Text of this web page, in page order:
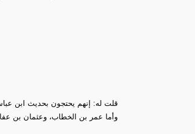
قلت له: إنهم يحتجون بحديث ابن
وأما عمر بن الخطاب، وعثمان بن